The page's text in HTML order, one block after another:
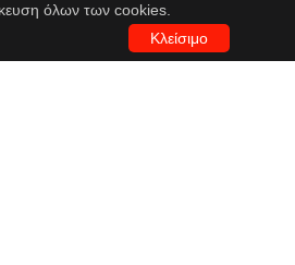
όλων των cookies.
Κλείσιμο